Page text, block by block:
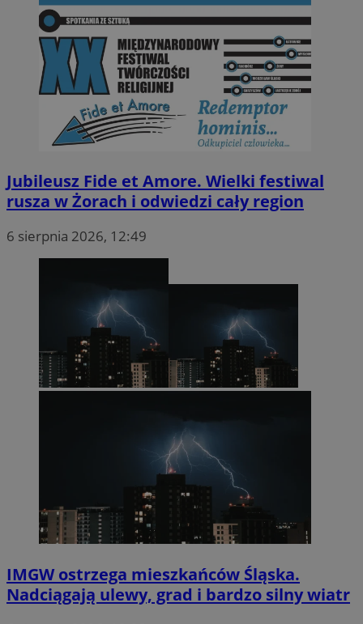
Jubileusz Fide et Amore. Wielki festiwal
rusza w Żorach i odwiedzi cały region
6 sierpnia 2026, 12:49
IMGW ostrzega mieszkańców Śląska.
Nadciągają ulewy, grad i bardzo silny wiatr